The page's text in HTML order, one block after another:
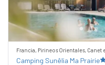
Francia, Pirineos Orientales, Canet
Camping Sunêlia Ma Prairie